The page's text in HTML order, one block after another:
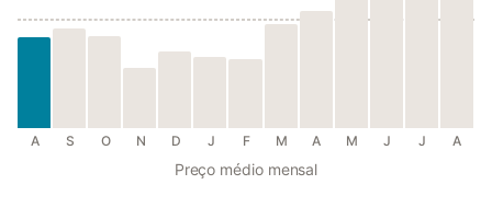
A S O N D J F M A M J J A
Preço médio mensal